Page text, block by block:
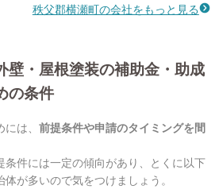
秩父郡横瀬町の会社をもっと見る
壁・屋根塗装の補助金・助成
の条件
には、前提条件や申請のタイミングを間
条件には一定の傾向があり、とくに以下
が多いので気をつけましょう。